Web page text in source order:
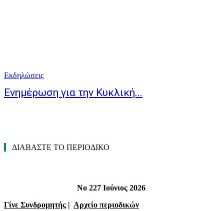
Eκδηλώσεις
Ενημέρωση για την Κυκλική...
ΔΙΑΒΑΣΤΕ ΤΟ ΠΕΡΙΟΔΙΚΟ
Νο 227 Ιούνιος 2026
Γίνε Συνδρομητής | Αρχείο περιοδικών